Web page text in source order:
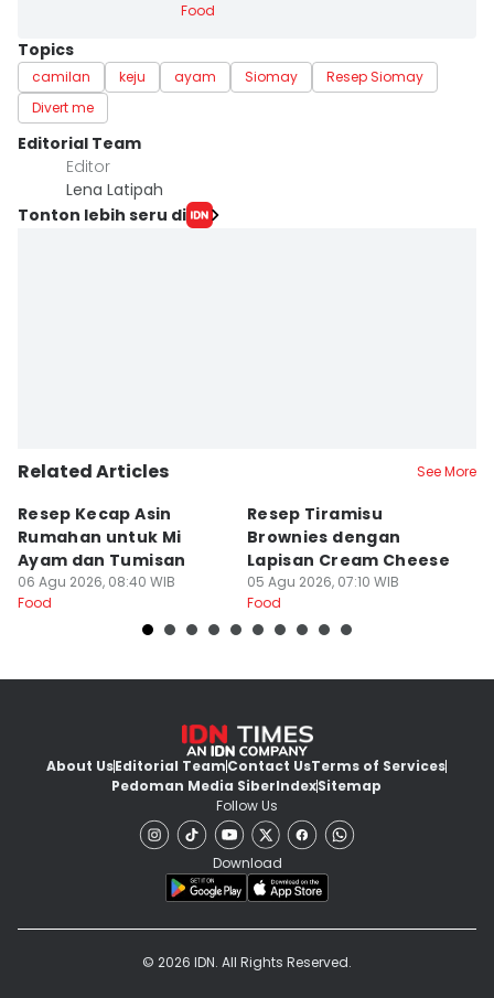
Food
Topics
camilan keju ayam Siomay
Resep Siomay
Divert me
Editorial Team
Editor
Lena Latipah
Tonton lebih seru di
Related Articles See More
Resep Kecap Asin
Rumahan untuk Mi
Ayam dan Tumisan
06 Agu 2026, 08:40 WIB
Food
Resep Tiramisu
Brownies dengan
Lapisan Cream Cheese
05 Agu 2026, 07:10 WIB
Food
About UsEditorial TeamContact UsTerms of Services
Pedoman Media SiberIndexSitemap
Follow Us
Download
© 2026 IDN. All Rights Reserved.